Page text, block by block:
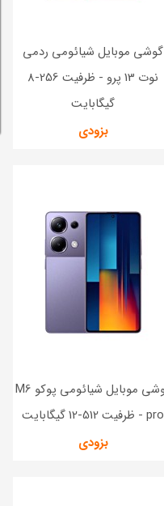
گوشی موبایل شیائومی ردمی
نوت 13 پرو - ظرفیت 256-8
گیگابایت
بزودی
گوشی موبایل شیائومی پوکو M6
pro - ظرفیت 512-12 گیگابایت
بزودی